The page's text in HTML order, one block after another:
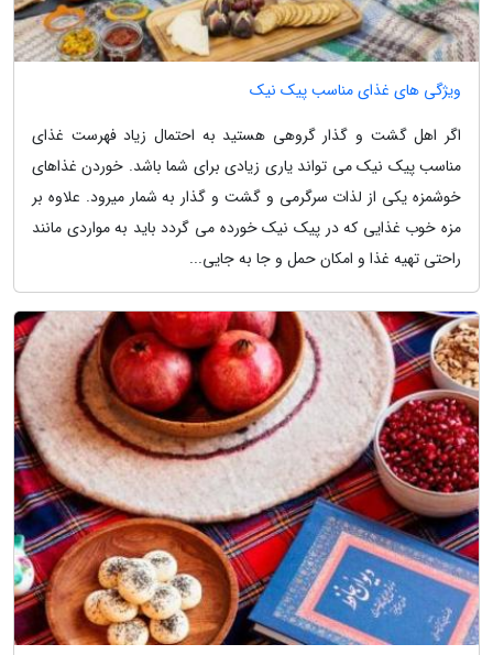
ویژگی های غذای مناسب پیک نیک
اگر اهل گشت و گذار گروهی هستید به احتمال زیاد فهرست غذای
مناسب پیک نیک می تواند یاری زیادی برای شما باشد. خوردن غذاهای
خوشمزه یکی از لذات سرگرمی و گشت و گذار به شمار میرود. علاوه بر
مزه خوب غذایی که در پیک نیک خورده می گردد باید به مواردی مانند
راحتی تهیه غذا و امکان حمل و جا به جایی...